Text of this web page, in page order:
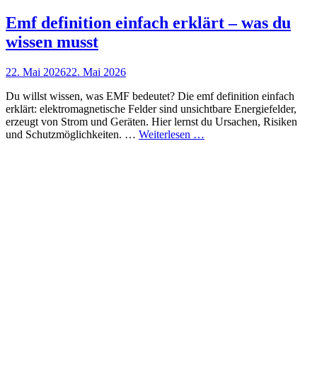
Emf definition einfach erklärt – was du
wissen musst
Posted
22. Mai 202622. Mai 2026
Du willst wissen, was EMF bedeutet? Die emf definition einfach
erklärt: elektromagnetische Felder sind unsichtbare Energiefelder,
erzeugt von Strom und Geräten. Hier lernst du Ursachen, Risiken
und Schutzmöglichkeiten. … Weiterlesen …